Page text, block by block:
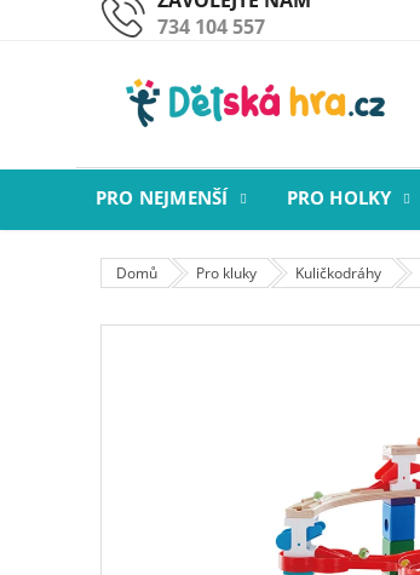
734 104 557
PRO NEJMENŠÍ PRO HOLKY
Domů Pro kluky Kuličkodráhy